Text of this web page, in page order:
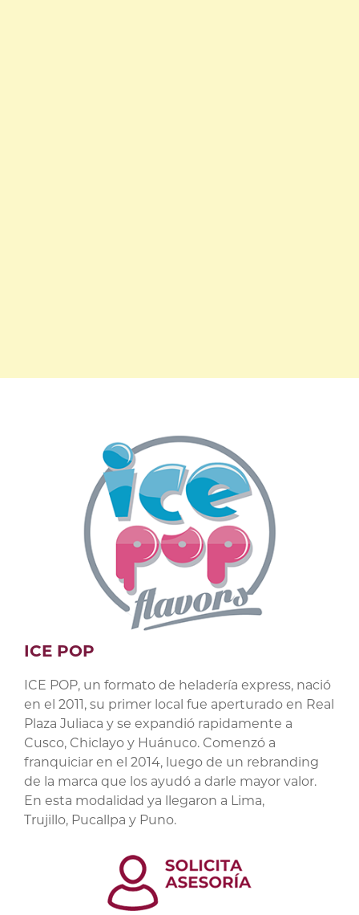
ICE POP
ICE POP, un formato de heladería express, nació
en el 2011, su primer local fue aperturado en Real
Plaza Juliaca y se expandió rapidamente a
Cusco, Chiclayo y Huánuco. Comenzó a
franquiciar en el 2014, luego de un rebranding
de la marca que los ayudó a darle mayor valor.
En esta modalidad ya llegaron a Lima,
Trujillo, Pucallpa y Puno.